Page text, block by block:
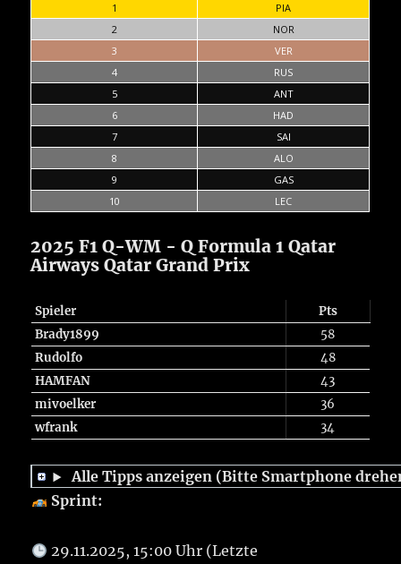
1
PIA
2
NOR
3
VER
4
RUS
5
ANT
6
HAD
7
SAI
8
ALO
9
GAS
10
LEC
2025 F1 Q-WM - Q Formula 1 Qatar
Airways Qatar Grand Prix
Spieler
Pts
Brady1899
58
Rudolfo
48
HAMFAN
43
mivoelker
36
wfrank
34
Alle Tipps anzeigen (Bitte Smartphone
Sprint:
29.11.2025, 15:00 Uhr (Letzte